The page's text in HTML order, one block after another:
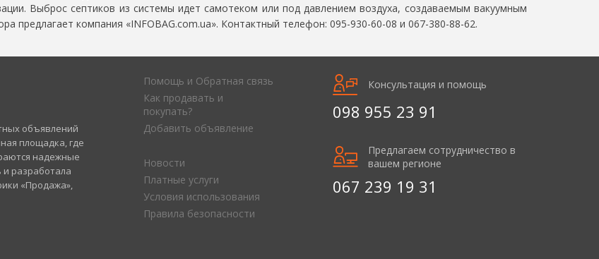
Выброс септиков из системы идет самотеком или под давлением воздуха, создаваемым вакуумным
предлагает компания «INFOBAG.com.ua». Контактный телефон: 095-930-60-08 и 067-380-88-62.
объявлений
площадка, где
надежные
разработала
«Продажа»,
Помощь и Обратная связь
Как продавать и
покупать?
Добавить объявление
Новости
Платные услуги
Условия использования
Правила безопасности
Консультация и помощь
098 955 23 91
Предлагаем сотрудничество в
вашем регионе
067 239 19 31